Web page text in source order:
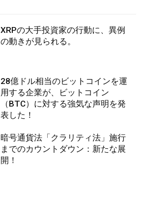
XRPの大手投資家の行動に、異例
の動きが見られる。
28億ドル相当のビットコインを運
用する企業が、ビットコイン
（BTC）に対する強気な声明を発
表した！
暗号通貨法「クラリティ法」施行
までのカウントダウン：新たな展
開！